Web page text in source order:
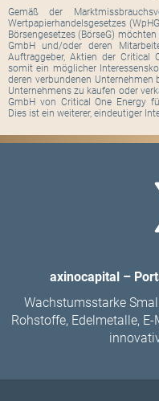
Gemäß der
Wertpapierhandelsgesetzes
Börsengesetzes (BörseG)
GmbH und/oder deren
Auftraggeber, Aktien der Critical
somit ein möglicher
deren verbundenen Unternehmen
Unternehmens zu kaufen oder
GmbH von Critical One Energy
Dies ist ein weiterer, eindeutiger
axinocapital –
Wachstumsstarke
Rohstoffe, Edelmetalle,